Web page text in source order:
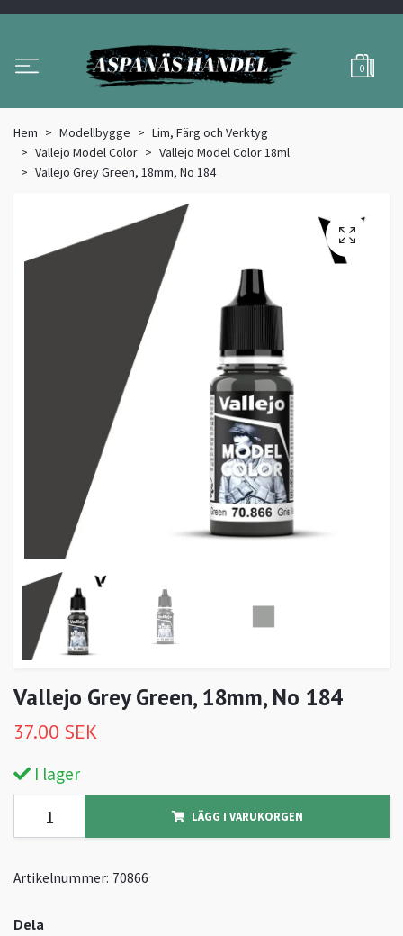
0
Hem Modellbygge
Lim, Färg och Verktyg
Vallejo Model Color
Vallejo Model Color 18ml
Vallejo Grey Green, 18mm, No 184
Vallejo Grey Green, 18mm, No 184
37.00 SEK
I lager
LÄGG I VARUKORGEN
Artikelnummer: 70866
Dela